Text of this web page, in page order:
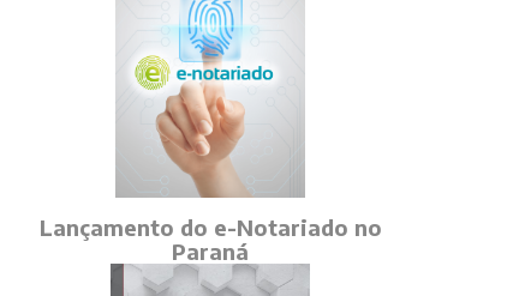
Lançamento do e-Notariado no
Paraná